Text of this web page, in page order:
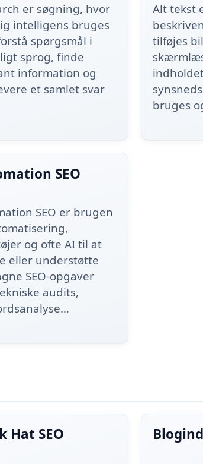
er søgning, hvor
intelligens bruges
spørgsmål i
sprog, finde
information og
et samlet svar
Alt tekst
tilføjes
bruges
SEO
SEO er brugen
og ofte AI til at
eller understøtte
SEO-opgaver
audits,
Hat SEO